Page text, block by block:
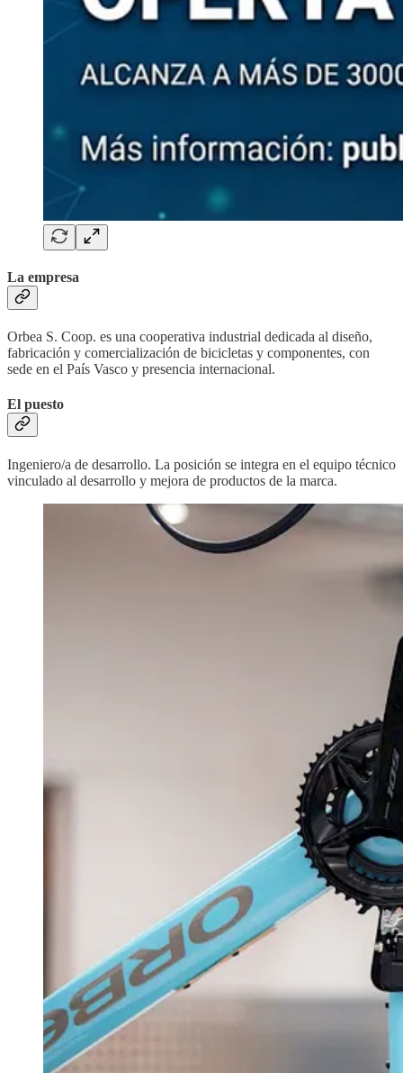
La empresa
Orbea S. Coop. es una cooperativa industrial dedicada al diseño,
fabricación y comercialización de bicicletas y componentes, con
sede en el País Vasco y presencia internacional.
El puesto
Ingeniero/a de desarrollo. La posición se integra en el equipo técnico
vinculado al desarrollo y mejora de productos de la marca.